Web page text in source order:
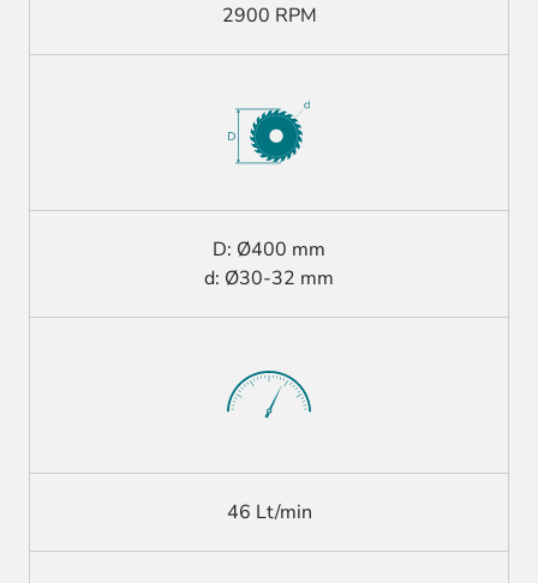
2900 RPM
D: Ø400 mm
d: Ø30-32 mm
46 Lt/min